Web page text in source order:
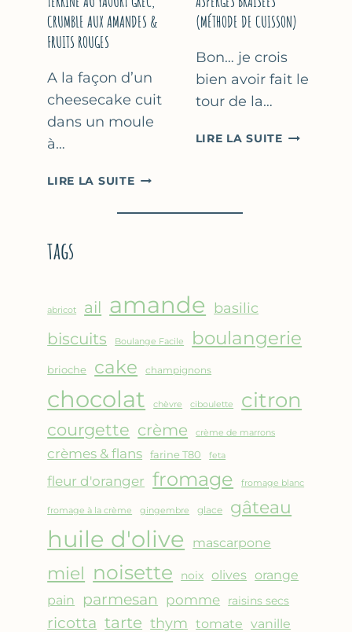
CRUMBLE AUX AMANDES &
FRUITS ROUGES
A la façon d’un
cheesecake cuit
dans un moule
à…
LIRE LA SUITETERRINE
YAOURT
&
ROUGES
(MÉTHODE DE CUISSON)
Bon… je crois
bien avoir fait le
tour de la…
LIRE LA SUITEASPERGES
tags
abricot ail amande basilic
biscuits Boulange Facile boulangerie
brioche cake champignons
chocolat chèvre ciboulette citron
courgette crème crème de marrons
crèmes & flans farine T80 feta
fleur d'oranger fromage fromage blanc
fromage à la crème gingembre glace gâteau
huile d'olive mascarpone
miel noisette noix olives orange
pain
parmesan pomme raisins secs
ricotta tarte thym tomate vanille